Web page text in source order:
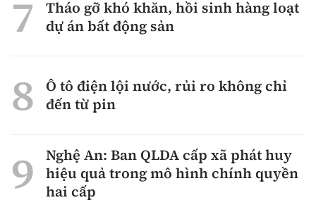
Tháo gỡ khó khăn, hồi sinh hàng loạt
dự án bất động sản
Ô tô điện lội nước, rủi ro không chỉ
đến từ pin
Nghệ An: Ban QLDA cấp xã phát huy
hiệu quả trong mô hình chính quyền
hai cấp